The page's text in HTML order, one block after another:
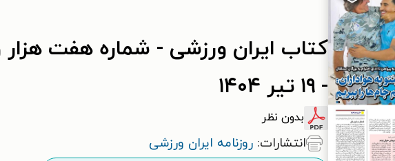
کتاب ایران ورزشی - شماره هفت
- ۱۹ تیر ۱۴۰۴
بدون نظر
انتشارات: روزنامه ایران ورزشی